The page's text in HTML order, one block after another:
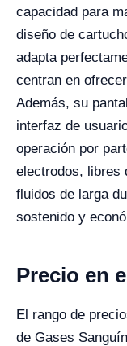
capacidad para
diseño de
adapta
centran en
Además, su
interfaz de
operación por
electrodos, libres
fluidos de larga
sostenido y
Precio en
El rango de
de Gases